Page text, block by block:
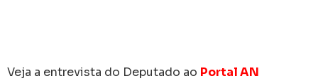
Veja a entrevista do Deputado ao Portal AN